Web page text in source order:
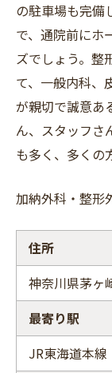
の駐車場も完備
で、通院前にホ
ズでしょう。整
て、一般内科、
が親切で誠意あ
ん、スタッフさ
も多く、多くの
加納外科・整形
住所
神奈川県茅ヶ
最寄り駅
JR東海道本